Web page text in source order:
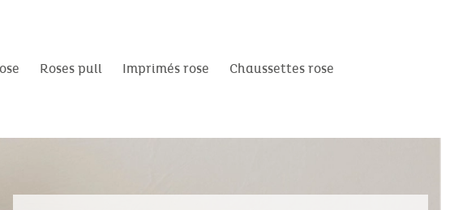
Roses pull Imprimés rose Chaussettes rose